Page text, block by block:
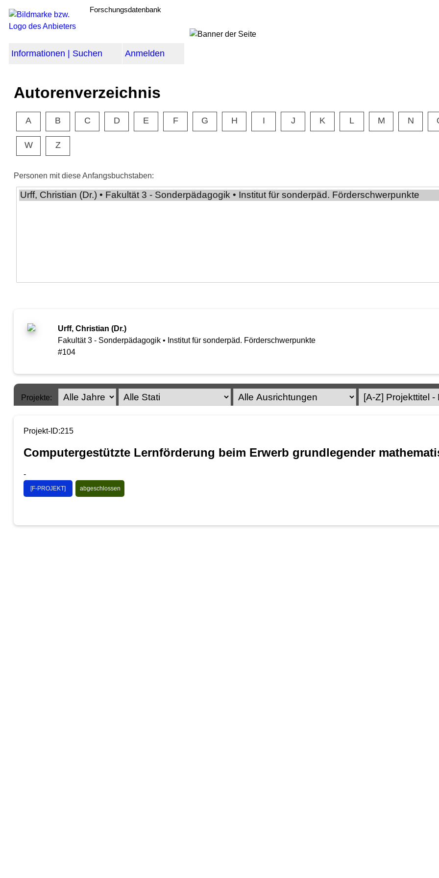
Forschungsdatenbank
Informationen | Suchen Anmelden
Autorenverzeichnis
A B C D E F G H I J K L M N
W Z
Personen mit diese Anfangsbuchstaben:
Urff, Christian (Dr.)
Fakultät 3 - Sonderpädagogik • Institut für sonderpäd. Förderschwerpunkte
#104
Projekte:
Projekt-ID:215
Computergestützte Lernförderung beim Erwerb grundlegender
-
[F-PROJEKT] abgeschlossen